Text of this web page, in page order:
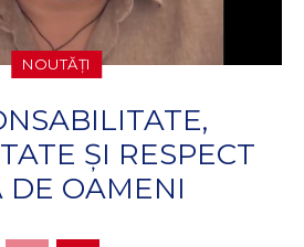
NOUTĂȚI
ȘI RESPECT
DE OAMENI